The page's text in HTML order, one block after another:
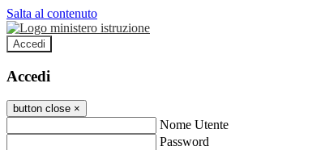
Salta al contenuto
Accedi
Accedi
button close ×
Nome Utente
Password